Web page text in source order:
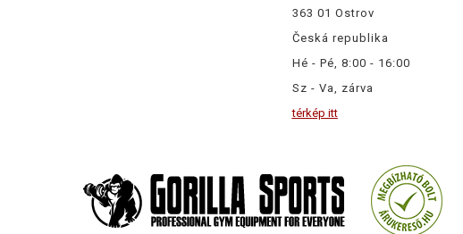
363 01 Ostrov
Česká republika
Hé - Pé, 8:00 - 16:00
Sz - Va, zárva
térkép itt